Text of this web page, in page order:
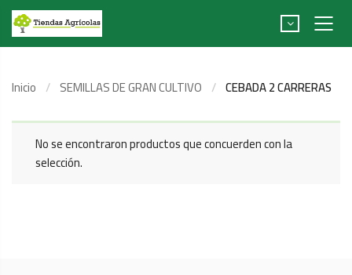
Inicio SEMILLAS DE GRAN CULTIVO CEBADA 2 CARRERAS
No se encontraron productos que concuerden con la
selección.